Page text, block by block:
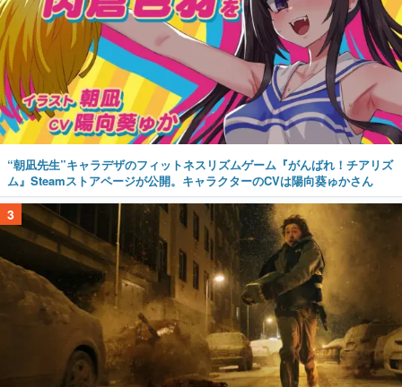
“朝凪先生”キャラデザのフィットネスリズムゲーム『がんばれ！チアリズ
ム』Steamストアページが公開。キャラクターのCVは陽向葵ゅかさん
3